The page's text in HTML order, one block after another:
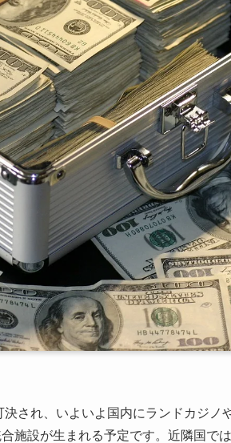
され、いよいよ国内にランドカジノ
施設が生まれる予定です。近隣国で